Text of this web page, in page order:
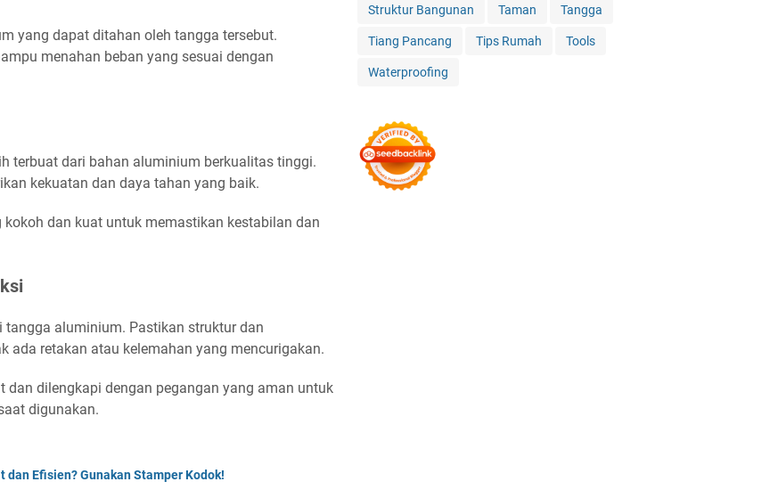
yang dapat ditahan oleh tangga tersebut.
menahan beban yang sesuai dengan
terbuat dari bahan aluminium berkualitas tinggi.
kekuatan dan daya tahan yang baik.
dan kuat untuk memastikan kestabilan dan
aluminium. Pastikan struktur dan
ada retakan atau kelemahan yang mencurigakan.
dilengkapi dengan pegangan yang aman untuk
digunakan.
Efisien? Gunakan Stamper Kodok!
Struktur Bangunan Taman Tangga
Tiang Pancang Tips Rumah Tools
Waterproofing